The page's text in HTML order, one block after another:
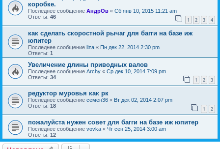
коробке.
Последнее сообщение АндрОв « Сб янв 10, 2015 11:21 am
Ответы: 46 1 2 3 4
как сделать скоростной рычаг для багги на базе иж
юпитер
Последнее сообщение liza « Пн дек 22, 2014 2:30 pm
Ответы: 1
Увеличение длины приводных валов
Последнее сообщение Archy « Ср дек 10, 2014 7:09 pm
Ответы: 34 1 2 3
редуктор муровья как рк
Последнее сообщение семен36 « Вт дек 02, 2014 2:07 pm
Ответы: 18 1 2
пожалуйста нужен совет для багги на базе иж юпитер
Последнее сообщение vovka « Чт сен 25, 2014 3:00 am
Ответы: 12